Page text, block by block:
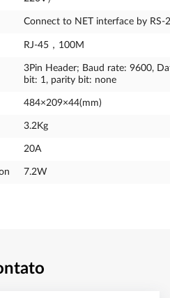
Connect to NET interface by RS-
RJ-45，100M
3Pin Header; Baud rate: 9600,
bit: 1, parity bit: none
484×209×44(mm)
3.2Kg
20A
7.2W